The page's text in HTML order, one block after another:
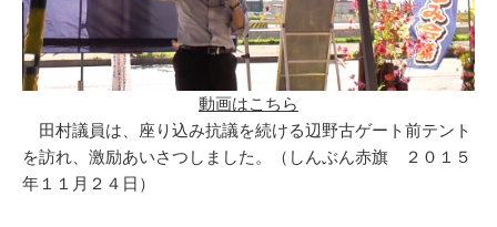
動画はこちら
田村議員は、座り込み抗議を続ける辺野古ゲート前テント
を訪れ、激励あいさつしました。（しんぶん赤旗 ２０１５
年１１月２４日）